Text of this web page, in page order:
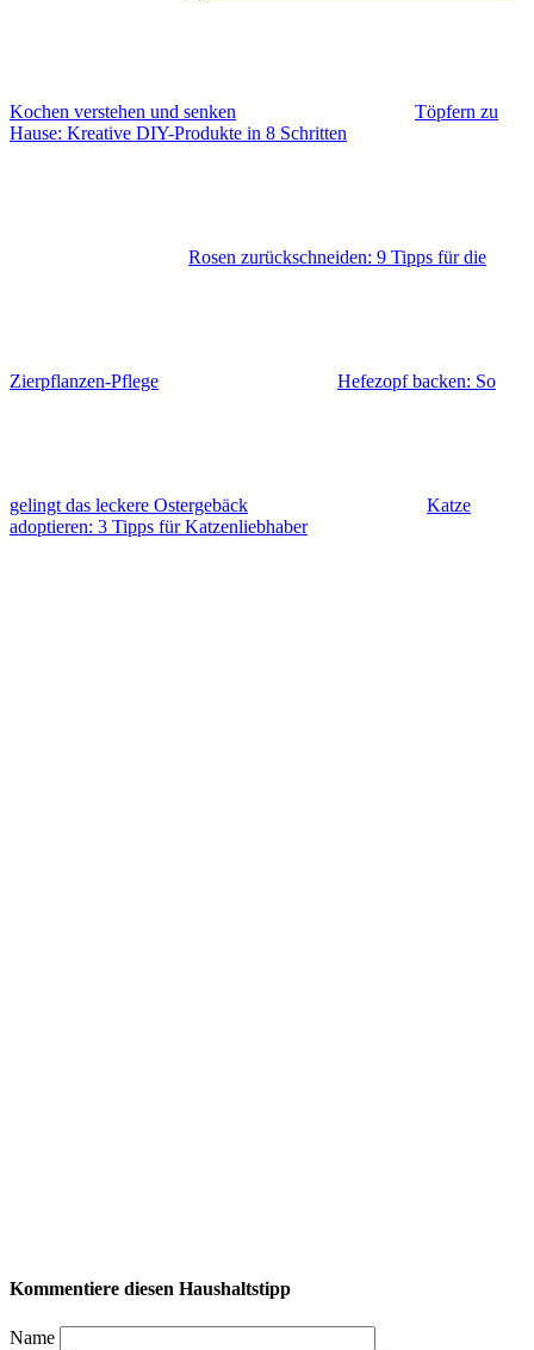
Kochen verstehen und senken
Töpfern zu
Hause: Kreative DIY-Produkte in 8 Schritten
Rosen zurückschneiden: 9 Tipps für die
Zierpflanzen-Pflege Hefezopf backen: So
gelingt das leckere Ostergebäck
Katze
adoptieren: 3 Tipps für Katzenliebhaber
Kommentiere diesen Haushaltstipp
Name